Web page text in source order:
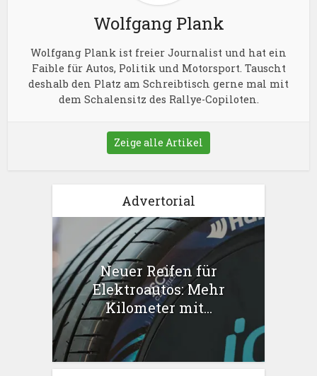
Wolfgang Plank
Wolfgang Plank ist freier Journalist und hat ein
Faible für Autos, Politik und Motorsport. Tauscht
deshalb den Platz am Schreibtisch gerne mal mit
dem Schalensitz des Rallye-Copiloten.
Zeige alle Artikel
Advertorial
Neuer Reifen für
Elektroautos: Mehr
Kilometer mit...